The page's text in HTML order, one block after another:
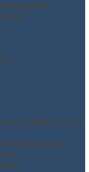
Alimenti
ACCORDO STATO
nuovo